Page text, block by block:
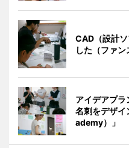
CAD（設計
した（ファン
アイデアプ
名刺をデザ
ademy）」